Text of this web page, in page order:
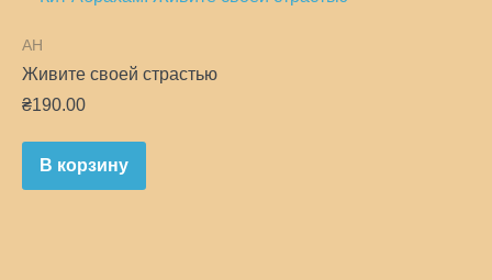
AH
Живите своей страстью
₴190.00
В корзину